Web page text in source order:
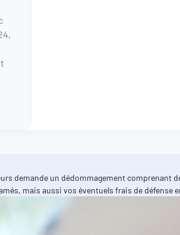
demande un dédommagement comprenant
mais aussi vos éventuels frais de défense